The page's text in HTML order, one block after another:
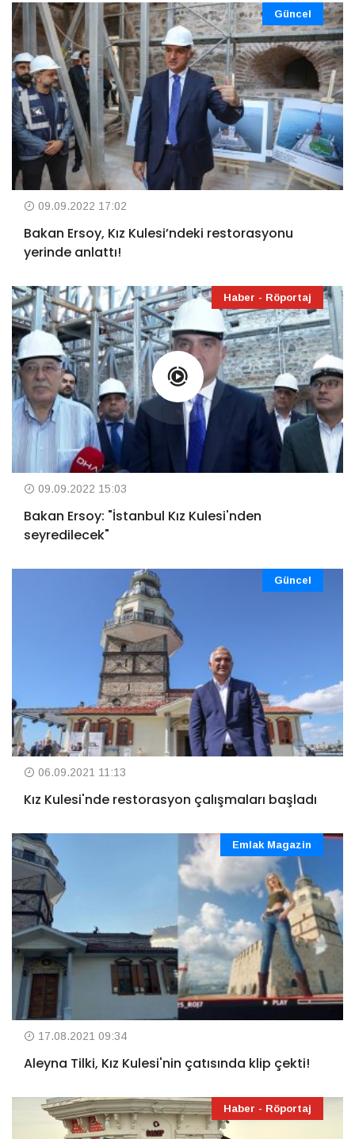
Güncel
09.09.2022 17:02
Bakan Ersoy, Kız Kulesi’ndeki restorasyonu
yerinde anlattı!
Haber - Röportaj
09.09.2022 15:03
Bakan Ersoy: "İstanbul Kız Kulesi'nden
seyredilecek"
Güncel
06.09.2021 11:13
Kız Kulesi'nde restorasyon çalışmaları başladı
Emlak Magazin
17.08.2021 09:34
Aleyna Tilki, Kız Kulesi'nin çatısında klip çekti!
Haber - Röportaj